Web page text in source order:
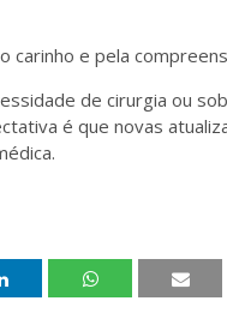
carinho e pela
de cirurgia ou
é que novas